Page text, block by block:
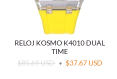
RELOJ KOSMO K4010 DUAL
TIME
$85.69 USD
$37.67 USD